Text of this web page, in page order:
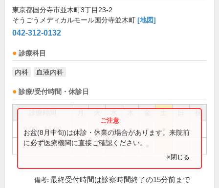
東京都国分寺市並木町3丁目23-2
そうごうメディカルモール国分寺並木町 [地図]
042-312-0132
診療科目
内科 血液内科
診療/受付時間・休診日
祝
9:00～13:00 ● ● ● ● ●
15:00～19:00 ● ● ●
お盆(8月中旬)は休診・休業の場合があります。来院前
に必ず医療機関に直接ご確認ください。
×閉じる
備考: 最終受付時間は診察時間終了の15分前まで